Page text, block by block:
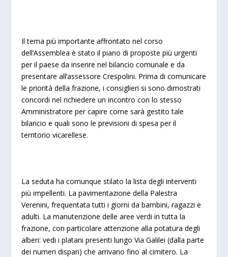
Il tema più importante affrontato nel corso
dell’Assemblea è stato il piano di proposte più urgenti
per il paese da inserire nel bilancio comunale e da
presentare all’assessore Crespolini. Prima di comunicare
le priorità della frazione, i consiglieri si sono dimostrati
concordi nel richiedere un incontro con lo stesso
Amministratore per capire come sarà gestito tale
bilancio e quali sono le previsioni di spesa per il
territorio vicarellese.
La seduta ha comunque stilato la lista degli interventi
più impellenti. La pavimentazione della Palestra
Verenini, frequentata tutti i giorni da bambini, ragazzi e
adulti. La manutenzione delle aree verdi in tutta la
frazione, con particolare attenzione alla potatura degli
alberi: vedi i platani presenti lungo Via Galilei (dalla parte
dei numeri dispari) che arrivano fino al cimitero. La